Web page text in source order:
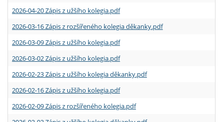
2026-04-20 Zápis z užšího kolegia.pdf
2026-03-16 Zápis z rozšířeného kolegia děkanky.pdf
2026-03-09 Zápis z užšího kolegia.pdf
2026-03-02 Zápis z užšího kolegia.pdf
2026-02-23 Zápis z užšího kolegia děkanky.pdf
2026-02-16 Zápis z užšího kolegia.pdf
2026-02-09 Zápis z rozšířeného kolegia.pdf